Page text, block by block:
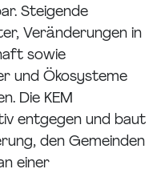
Steigende
Veränderungen in
sowie
und Ökosysteme
Die KEM
entgegen und baut
den Gemeinden
einer